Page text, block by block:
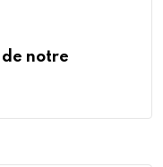
de notre